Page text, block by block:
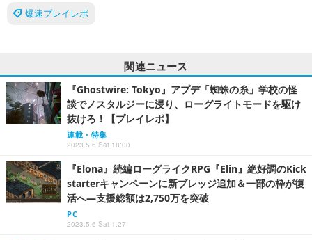
爆速プレイレポ
関連ニュース
『Ghostwire: Tokyo』アプデ「蜘蛛の糸」学校の怪
談でノスタルジーに浸り、ローグライトモードを駆け
抜けろ！【プレイレポ】
連載・特集
2023.5.6 Sat 18:00
『Elona』続編ローグライクRPG『Elin』絶好調のKick
starterキャンペーンに新ブレッジ追加＆一部の枠が復
活へ―支援総額は2,750万を突破
PC
2023.5.6 Sat 1:27